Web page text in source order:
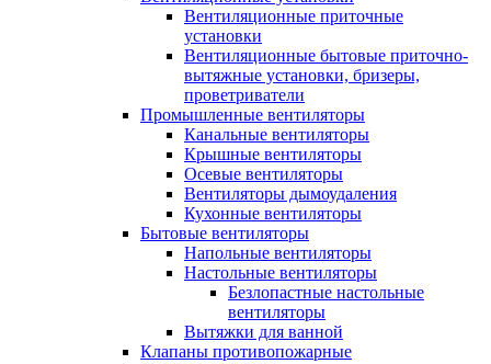
Вентиляционные приточные
установки
Вентиляционные бытовые приточно-
вытяжные установки, бризеры,
проветриватели
Промышленные вентиляторы
Канальные вентиляторы
Крышные вентиляторы
Осевые вентиляторы
Вентиляторы дымоудаления
Кухонные вентиляторы
Бытовые вентиляторы
Напольные вентиляторы
Настольные вентиляторы
Безлопастные настольные
вентиляторы
Вытяжки для ванной
Клапаны противопожарные